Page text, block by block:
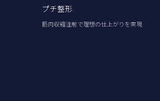
プチ整形
筋肉収縮注射で理想の仕上がりを実現